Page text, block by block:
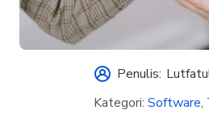
Penulis:
Kategori: Software,